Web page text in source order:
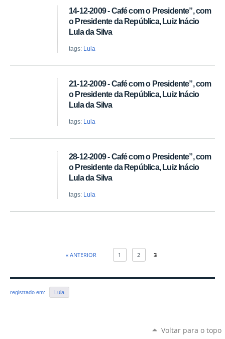
14-12-2009 - Café com o Presidente”, com
o Presidente da República, Luiz Inácio
Lula da Silva
tags: Lula
21-12-2009 - Café com o Presidente”, com
o Presidente da República, Luiz Inácio
Lula da Silva
tags: Lula
28-12-2009 - Café com o Presidente”, com
o Presidente da República, Luiz Inácio
Lula da Silva
tags: Lula
« ANTERIOR 1 2 3
registrado em: Lula
Voltar para o topo